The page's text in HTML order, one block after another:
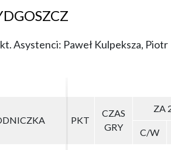
Asystenci: Paweł Kulpeksza, Piotr
PKT
CZAS
GRY
ZA
C/W
PKT
CZAS
GRY
ZA
C/W